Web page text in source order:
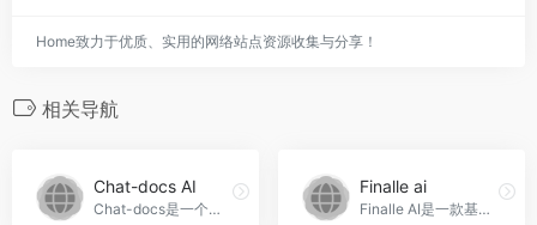
Home致力于优质、实用的网络站点资源收集与分享！
相关导航
Chat-docs AI
Chat-docs是一个免费的AI工具，可以帮助你与PDF文档进行对话，提供详细的解释和信息。它支持图像分析和引用来源，适用于学术研究、专业领域和教育培训等场景，Chat-docs AI官网入口网址
Finalle ai
Finalle AI是一款基于先进技术的商业决策辅助工具，能够以人工智能的方式为企业提供高效的决策支持。本文将为您详细介绍Finalle AI，让您了解如何通过它最大化商业价值，提升企业竞争力，Finalle ai官网入口网址